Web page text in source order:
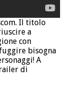
Il titolo
a
con
bisogna
A
di